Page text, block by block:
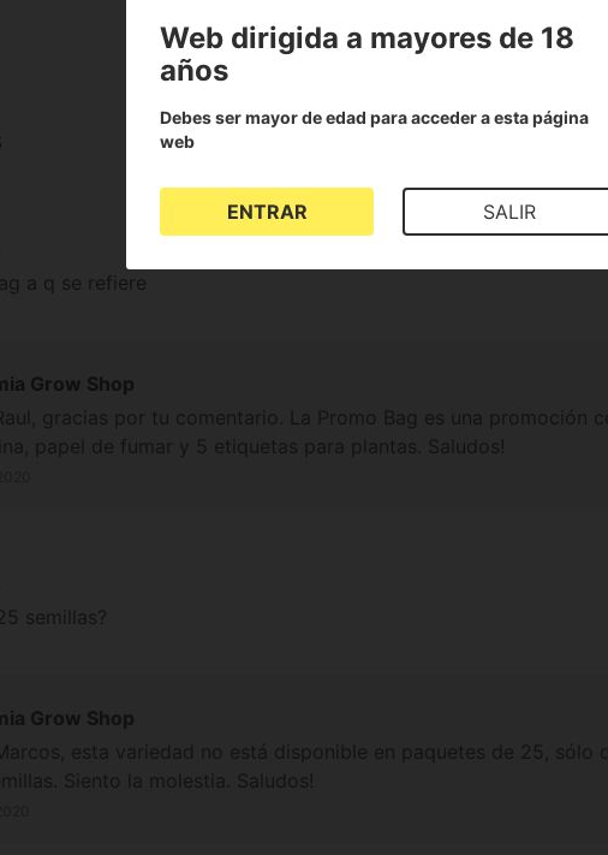
No existen valoraciones para este producto
a q se refiere
Grow Shop
gracias por tu comentario. La Promo Bag es una promoción
papel de fumar y 5 etiquetas para plantas. Saludos!
semillas?
Grow Shop
Web dirigida a mayores de 18
años
Debes ser mayor de edad para acceder a esta página
web
ENTRAR SALIR